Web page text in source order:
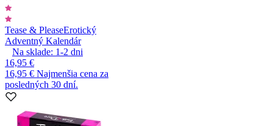
Tease & PleaseErotický
Adventný Kalendár
Na sklade: 1-2 dni
16,95 €
16,95 € Najmenšia cena za
posledných 30 dní.